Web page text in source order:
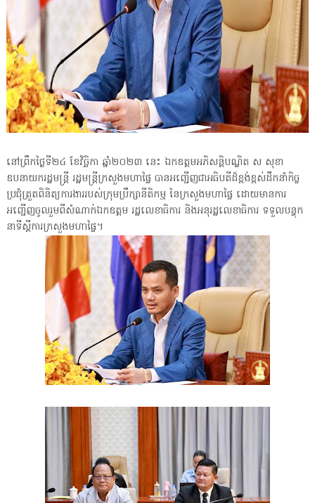
នៅព្រឹកថ្ងៃទី២៤ ខែវិច្ឆិកា ឆ្នាំ២០២៣ នេះ ឯកឧត្តមអភិសន្តិបណ្ឌិត ស សុខា
ឧបនាយករដ្ឋមន្ត្រី រដ្ឋមន្ត្រីក្រសួងមហាផ្ទៃ បានអញ្ជើញជាអធិបតីដ៏ខ្ពង់ខ្ពស់ដឹកនាំកិច្ច
ប្រជុំត្រួតពិនិត្យការងាររបស់ក្រុមប្រឹក្សានីតិកម្ម នៃក្រសួងមហាផ្ទៃ ដោយមានការ
អញ្ជើញចូលរួមពីសំណាក់ឯកឧត្តម រដ្ឋលេខាធិការ និងអនុរដ្ឋលេខាធិការ ទទួលបន្ទុក
នាទីស្តីការក្រសួងមហាផ្ទៃ។